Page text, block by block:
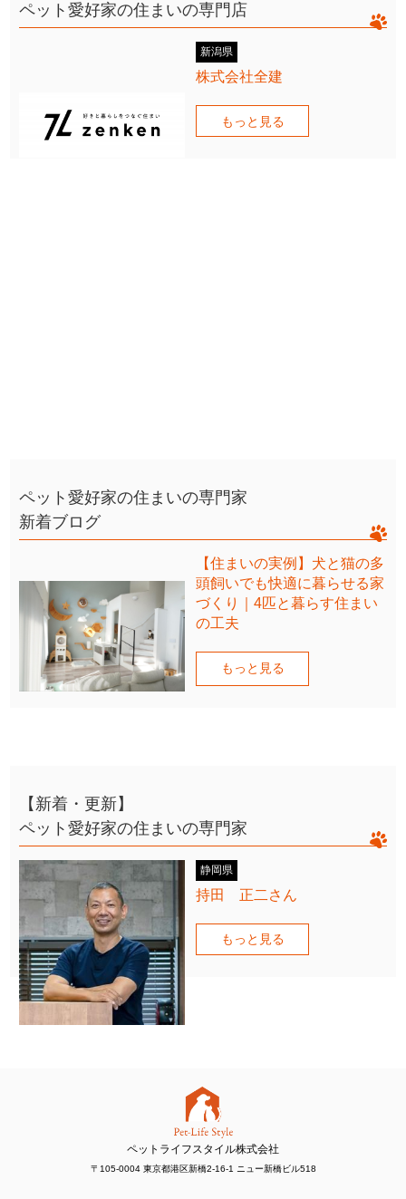
ペット愛好家の住まいの専門店
新潟県
株式会社全建
もっと見る
ペット愛好家の住まいの専門家
新着ブログ
【住まいの実例】犬と猫の多
頭飼いでも快適に暮らせる家
づくり｜4匹と暮らす住まい
の工夫
もっと見る
【新着・更新】
ペット愛好家の住まいの専門家
静岡県
持田 正二さん
もっと見る
ペットライフスタイル株式会社
〒105-0004 東京都港区新橋2-16-1 ニュー新橋ビル518